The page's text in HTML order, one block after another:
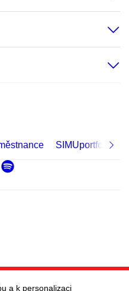
SIMUportfolio
Spotify
a k personalizaci